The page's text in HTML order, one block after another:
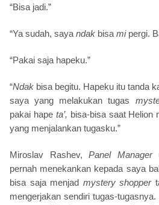
“Bisa jadi.”
“Ya sudah, saya ndak bisa mi pergi.
“Pakai saja hapeku.”
“Ndak bisa begitu. Hapeku itu tanda
saya yang melakukan tugas
pakai hape ta’, bisa-bisa saat Helion
yang menjalankan tugasku.”
Miroslav Rashev, Panel Manager
pernah menekankan kepada saya
bisa saja menjad mystery shopper
mengerjakan sendiri tugas-